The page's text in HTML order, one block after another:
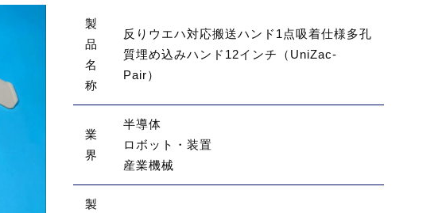
製
品
名
称
反りウエハ対応搬送ハンド1点吸着仕様多孔
質埋め込みハンド12インチ（UniZac-
Pair）
業
界
半導体
ロボット・装置
産業機械
製